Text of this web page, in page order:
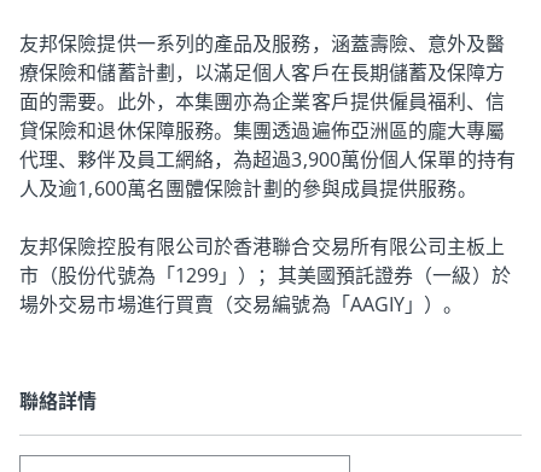
友邦保險提供一系列的產品及服務，涵蓋壽險、意外及醫
療保險和儲蓄計劃，以滿足個人客戶在長期儲蓄及保障方
面的需要。此外，本集團亦為企業客戶提供僱員福利、信
貸保險和退休保障服務。集團透過遍佈亞洲區的龐大專屬
代理、夥伴及員工網絡，為超過3,900萬份個人保單的持有
人及逾1,600萬名團體保險計劃的參與成員提供服務。
友邦保險控股有限公司於香港聯合交易所有限公司主板上
市（股份代號為「1299」）；其美國預託證券（一級）於
場外交易市場進行買賣（交易編號為「AAGIY」）。
聯絡詳情